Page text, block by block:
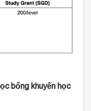
bổng khuyến học